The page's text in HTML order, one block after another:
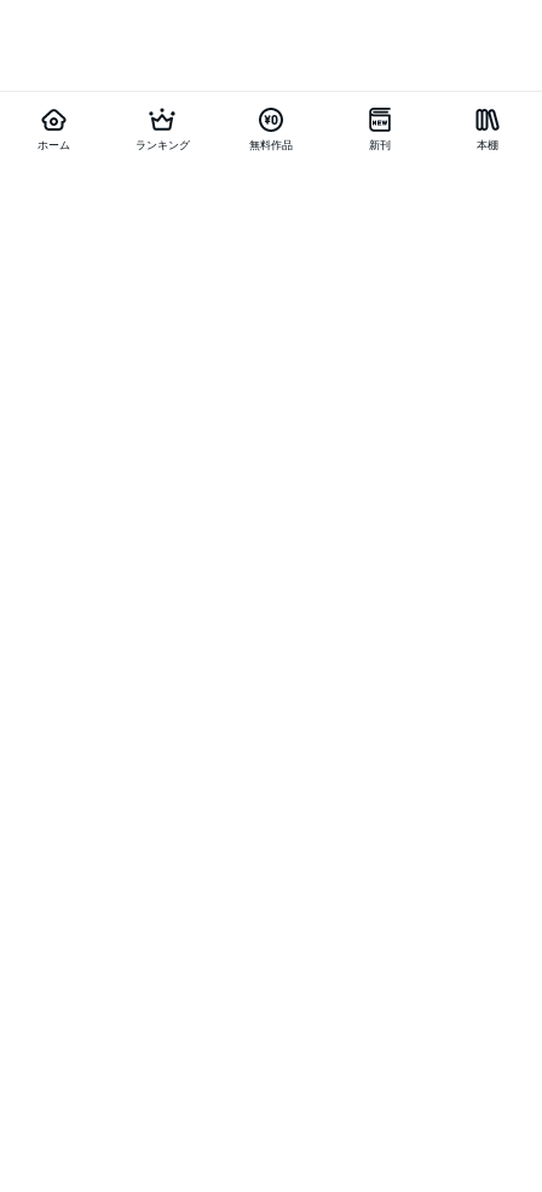
ホーム ランキング 無料作品 新刊 本棚